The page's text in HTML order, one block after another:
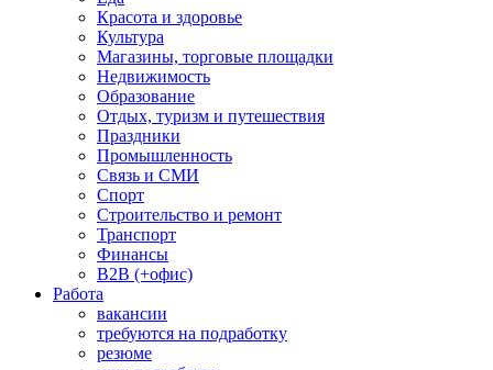
Красота и здоровье
Культура
Магазины, торговые площадки
Недвижимость
Образование
Отдых, туризм и путешествия
Праздники
Промышленность
Связь и СМИ
Спорт
Строительство и ремонт
Транспорт
Финансы
B2B (+офис)
Работа
вакансии
требуются на подработку
резюме